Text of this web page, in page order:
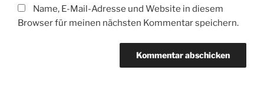
Name, E-Mail-Adresse und Website in diesem
Browser für meinen nächsten Kommentar speichern.